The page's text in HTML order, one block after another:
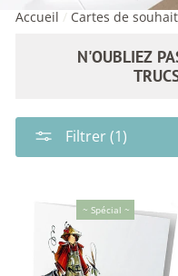
Accueil / Cartes de
N'OUBLIEZ
Filtrer (1)
~ Spécial ~